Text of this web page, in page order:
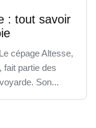
: tout savoir
cépage Altesse,
fait partie des
Son...